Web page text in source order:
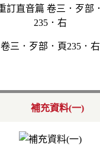
卷三．歹部．頁235．右
補充資料(一)